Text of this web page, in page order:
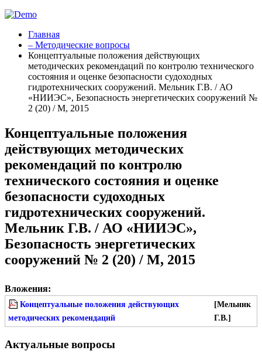
Главная
– Методические вопросы
Концептуальные положения действующих
методических рекомендаций по контролю технического
состояния и оценке безопасности судоходных
гидротехнических сооружений. Мельник Г.В. / АО
«НИИЭС», Безопасность энергетических сооружений №
2 (20) / М, 2015
Концептуальные положения
действующих методических
рекомендаций по контролю
технического состояния и оценке
безопасности судоходных
гидротехнических сооружений.
Мельник Г.В. / АО «НИИЭС»,
Безопасность энергетических
сооружений № 2 (20) / М, 2015
Вложения:
Концептуальные положения действующих
методических рекомендаций
[Мельник
Г.В.]
Актуальные вопросы